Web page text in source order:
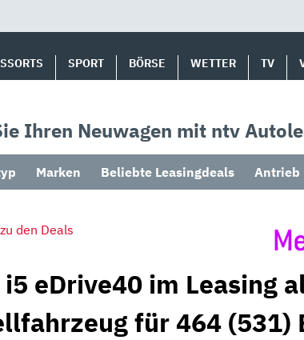
SPORT BÖRSE WETTER TV
Ihren Neuwagen mit ntv
Marken Beliebte Leasingdeals Antrieb
den Deals
i5 eDrive40 im Leasing
für 464 (531)